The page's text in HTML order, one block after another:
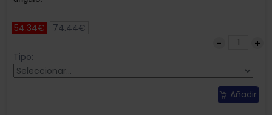
54.34€ 74.44€
Tipo:
Añadir